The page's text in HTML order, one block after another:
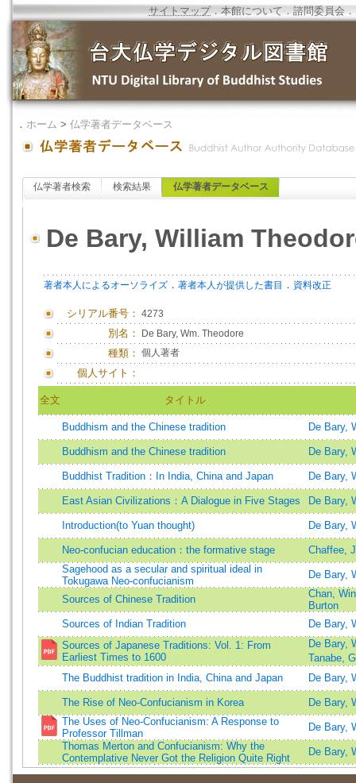
サイトマップ．本館について ．諮問委員会 ．
． ホーム > 仏学著者データベース
仏学著者検索 検索結果 仏学著者データベース
De Bary, William
著者本人によるオーソライズ ． 著者本人が提供した書目 ． 資料改正
シリアル番号： 4273
別名： De Bary, Wm. Theodore
種類： 個人著者
個人サイト：
全文 タイトル
Buddhism and the Chinese tradition De Bary,
Buddhism and the Chinese tradition De Bary,
Buddhist Tradition：In India, China and Japan De Bary,
East Asian Civilizations：A Dialogue in Five Stages De Bary,
Introduction(to Yuan thought) De Bary,
Neo-confucian education：the formative stage
Chaffee,
Sagehood as a secular and spiritual ideal in
Tokugawa Neo-confucianism
De Bary,
Sources of Chinese Tradition
Chan,
Burton
Sources of Indian Tradition
De Bary,
Sources of Japanese Traditions: Vol. 1: From
Earliest Times to 1600
De Bary,
Tanabe,
The Buddhist tradition in India, China and Japan
De Bary,
The Rise of Neo-Confucianism in Korea
De Bary,
The Uses of Neo-Confucianism: A Response to
Professor Tillman
De Bary,
Thomas Merton and Confucianism: Why the
Contemplative Never Got the Religion Quite Right
De Bary,